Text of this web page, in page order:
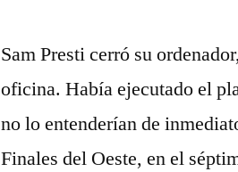
Sam Presti cerró su
oficina. Había ejecutado el
no lo entenderían de
Finales del Oeste, en el